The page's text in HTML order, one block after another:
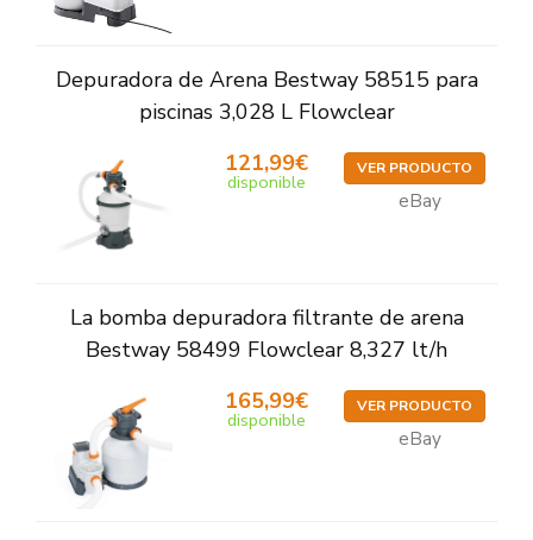
Depuradora de Arena Bestway 58515 para
piscinas 3,028 L Flowclear
121,99€
disponible
VER PRODUCTO
eBay
La bomba depuradora filtrante de arena
Bestway 58499 Flowclear 8,327 lt/h
165,99€
disponible
VER PRODUCTO
eBay